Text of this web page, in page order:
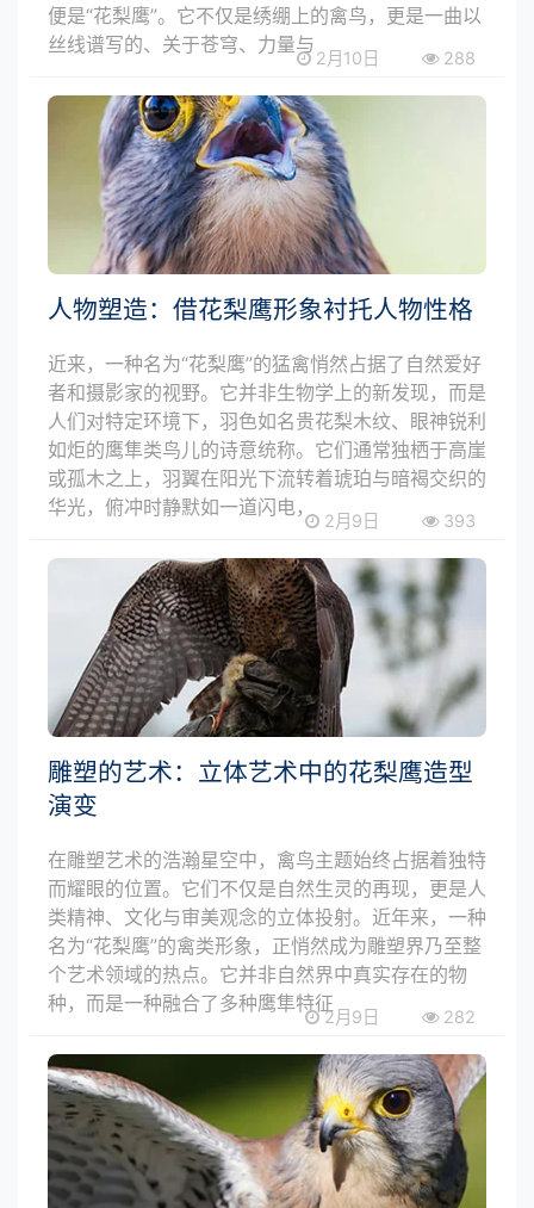
便是“花梨鹰”。它不仅是绣绷上的禽鸟，更是一曲以
丝线谱写的、关于苍穹、力量与
2月10日 288
人物塑造：借花梨鹰形象衬托人物性格
近来，一种名为“花梨鹰”的猛禽悄然占据了自然爱好
者和摄影家的视野。它并非生物学上的新发现，而是
人们对特定环境下，羽色如名贵花梨木纹、眼神锐利
如炬的鹰隼类鸟儿的诗意统称。它们通常独栖于高崖
或孤木之上，羽翼在阳光下流转着琥珀与暗褐交织的
华光，俯冲时静默如一道闪电，
2月9日 393
雕塑的艺术：立体艺术中的花梨鹰造型
演变
在雕塑艺术的浩瀚星空中，禽鸟主题始终占据着独特
而耀眼的位置。它们不仅是自然生灵的再现，更是人
类精神、文化与审美观念的立体投射。近年来，一种
名为“花梨鹰”的禽类形象，正悄然成为雕塑界乃至整
个艺术领域的热点。它并非自然界中真实存在的物
种，而是一种融合了多种鹰隼特征
2月9日 282